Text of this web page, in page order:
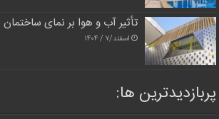
تأثیر آب و هوا بر نمای ساختمان
اسفند/۷ / ۱۴۰۴
پربازدیدترین‌ ها: